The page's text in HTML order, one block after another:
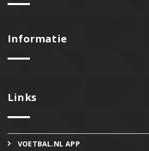
Informatie
Links
VOETBAL.NL APP